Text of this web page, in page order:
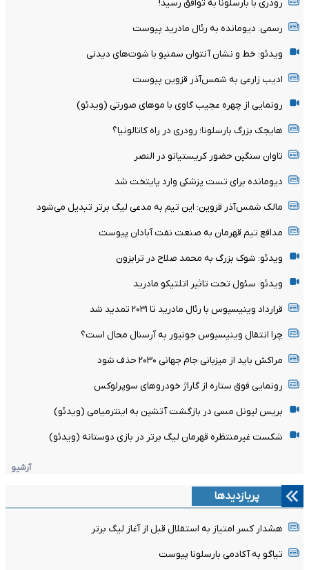
رودری با بارسلونا به توافق رسید!
رسمی: دیومانده به رئال مادرید پیوست
ویدئو: خط و نشان آنتوان سمنیو با شوت‌های دیدنی
ادیب زارعی به شمس‌آذر قزوین پیوست
رونمایی از چهره عجیب گاوی با موهای صورتی (ویدئو)
هایجک بزرگ بارسلونا؛ رودری در راه کاتالونیا؟
تاوان سنگین حضور کریستیانو در النصر
دیومانده برای تست پزشکی وارد پایتخت شد
مالک شمس‌آذر قزوین: این تیم به مدعی لیگ برتر تبدیل می‌شود
مدافع تیم قهرمان به صنعت نفت آبادان پیوست
ویدئو: شوک بزرگ به محمد صلاح در ترابزون
ویدئو: سئول تحت تاثیر اتلتیکو مادرید
قرارداد وینیسیوس با رئال مادرید تا ۲۰۳۱ تمدید شد
چرا انتقال وینیسیوس جونیور به آرسنال محال است؟
مراکش باید از میزبانی جام جهانی ۲۰۳۰ حذف شود
رونمایی فوق ستاره از گاراژ خودروهای سوپرلوکس
بریس لیونل مسی در بازگشت آتشین به اینترمیامی (ویدئو)
شکست غیرمنتظره قهرمان لیگ برتر در بازی دوستانه (ویدئو)
آرشیو
پربازدیدها
هشدار کسر امتیاز به استقلال قبل از آغاز لیگ برتر
تیاگو به آکادمی بارسلونا پیوست